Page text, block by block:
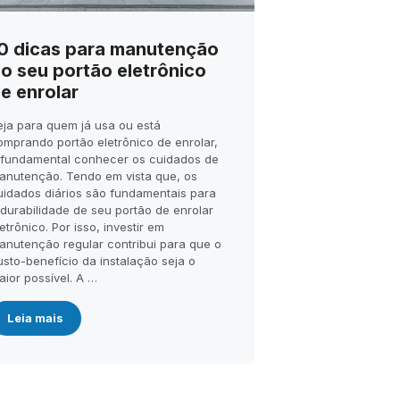
dicas para manutenção
seu portão eletrônico
enrolar
para quem já usa ou está
portão eletrônico de enrolar,
conhecer os cuidados de
Tendo em vista que, os
diários são fundamentais para
de seu portão de enrolar
Por isso, investir em
regular contribui para que o
benefício da instalação seja o
possível. A …
Leia mais